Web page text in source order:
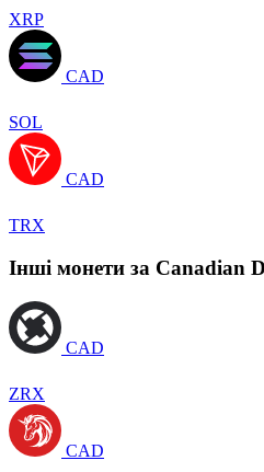
XRP
CAD
SOL
CAD
TRX
Інші монети за Canadian
CAD
ZRX
CAD